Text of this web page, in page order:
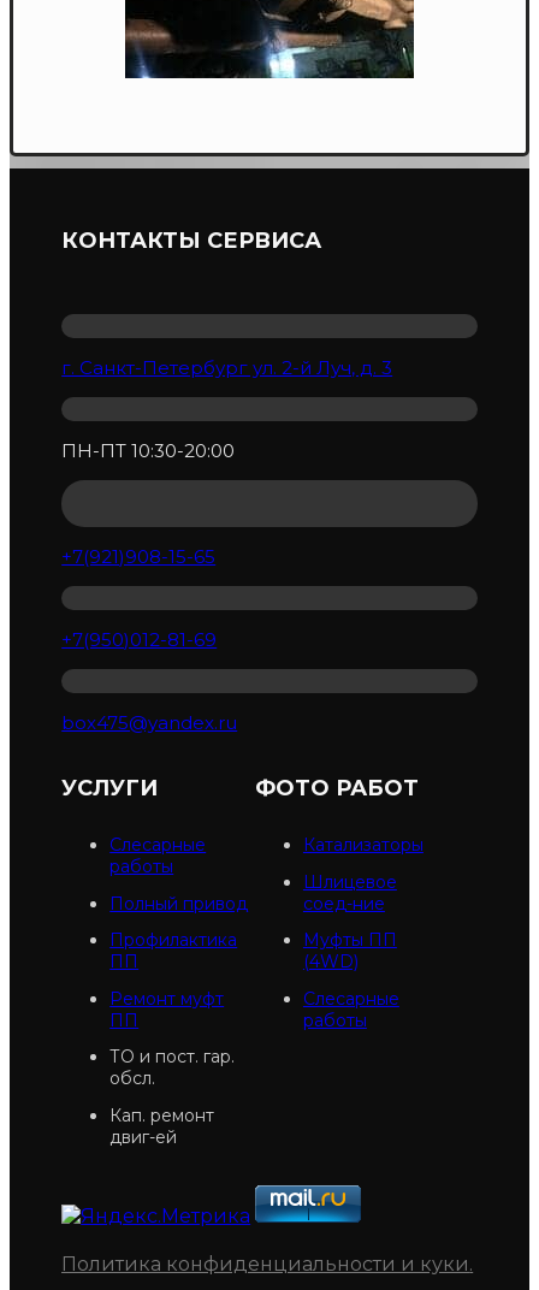
КОНТАКТЫ СЕРВИСА
г. Санкт-Петербург ул. 2-й Луч, д. 3
ПН-ПТ 10:30-20:00
+7(921)908-15-65
+7(950)012-81-69
box475@yandex.ru
УСЛУГИ
Слесарные
работы
Полный привод
Профилактика
ПП
Ремонт муфт
ПП
ТО и пост. гар.
обсл.
Кап. ремонт
двиг-ей
ФОТО РАБОТ
Катализаторы
Шлицевое
соед-ние
Муфты ПП
(4WD)
Слесарные
работы
Политика конфиденциальности и куки.